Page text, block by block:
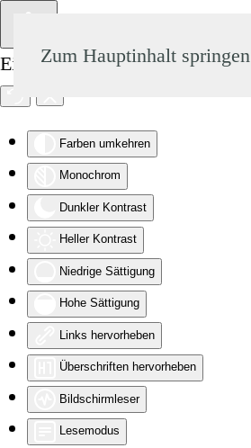
Eingabehilfen öffnen
Farben umkehren
Monochrom
Dunkler Kontrast
Heller Kontrast
Niedrige Sättigung
Hohe Sättigung
Links hervorheben
Überschriften hervorheben
Bildschirmleser
Lesemodus
Zum Hauptinhalt springen